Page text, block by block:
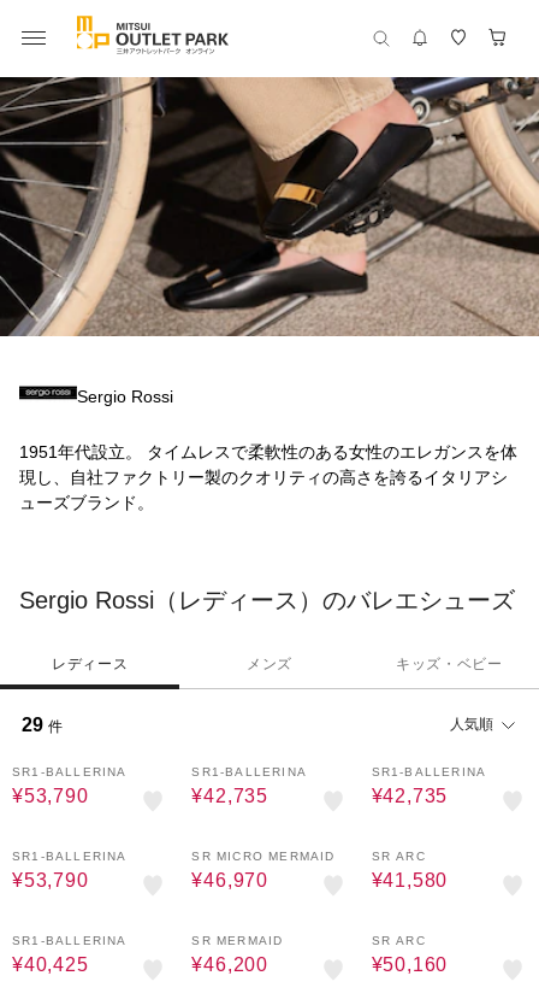
Sergio Rossi
1951年代設立。 タイムレスで柔軟性のある女性のエレガンスを体
現し、自社ファクトリー製のクオリティの高さを誇るイタリアシ
ューズブランド。
Sergio Rossi（レディース）のバレエシューズ
レディース メンズ キッズ・ベビー
29 件 人気順
SR1-BALLERINA
¥53,790
SR1-BALLERINA
¥42,735
SR1-BALLERINA
¥42,735
SR1-BALLERINA
¥53,790
SR MICRO MERMAID
¥46,970
SR ARC
¥41,580
SR1-BALLERINA
¥40,425
SR MERMAID
¥46,200
SR ARC
¥50,160